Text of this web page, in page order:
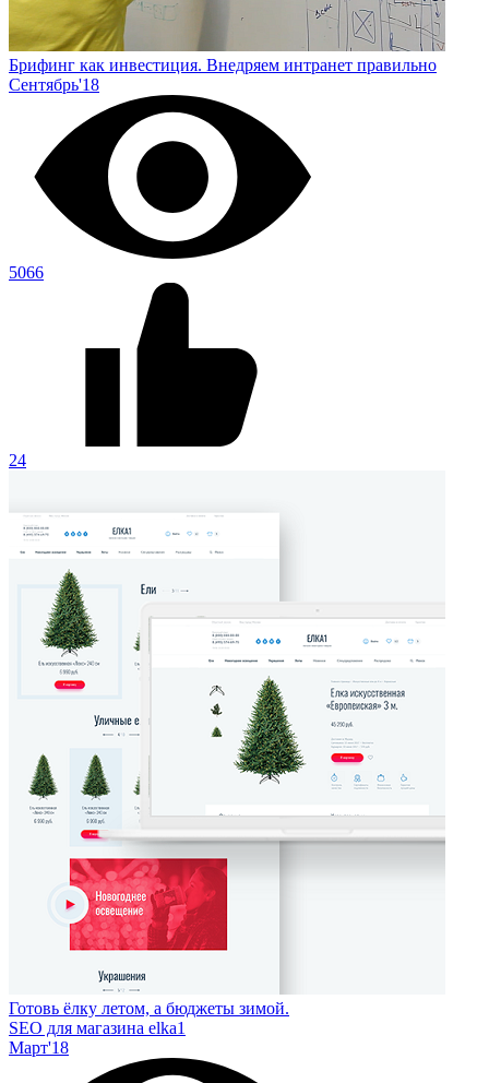
Брифинг как инвестиция. Внедряем интранет правильно
Сентябрь'18
5066
24
Готовь ёлку летом, а бюджеты зимой.
SEO для магазина elka1
Март'18